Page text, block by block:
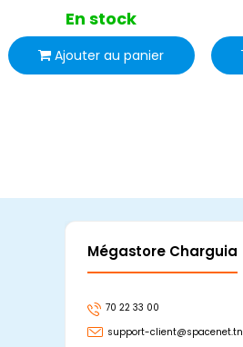
En stock
Ajouter au panier
Mégastore Charguia
70 22 33 00
support-client@spacenet.tn